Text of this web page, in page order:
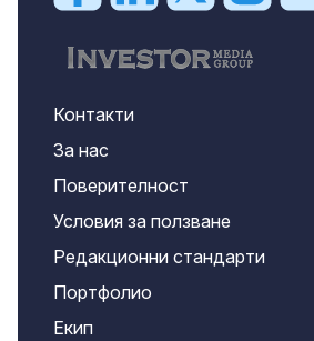
Контакти
За нас
Поверителност
Условия за ползване
Редакционни стандарти
Портфолио
Екип